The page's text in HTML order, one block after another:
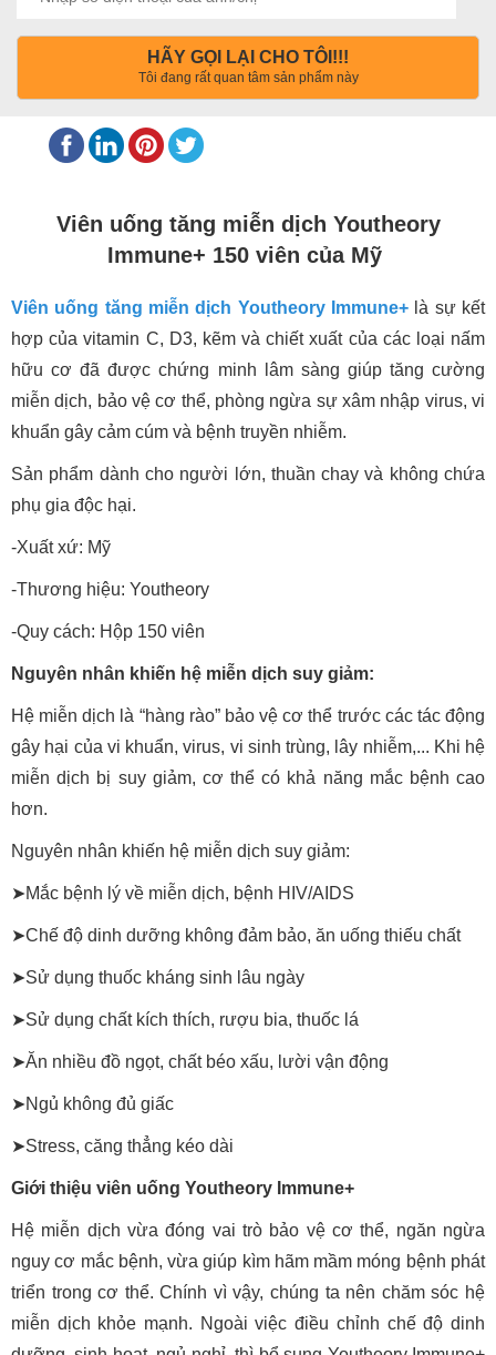
HÃY GỌI LẠI CHO TÔI!!!
Tôi đang rất quan tâm sản phẩm này
Viên uống tăng miễn dịch Youtheory
Immune+ 150 viên của Mỹ
Viên uống tăng miễn dịch Youtheory Immune+ là sự kết
hợp của vitamin C, D3, kẽm và chiết xuất của các loại nấm
hữu cơ đã được chứng minh lâm sàng giúp tăng cường
miễn dịch, bảo vệ cơ thể, phòng ngừa sự xâm nhập virus, vi
khuẩn gây cảm cúm và bệnh truyền nhiễm.
Sản phẩm dành cho người lớn, thuần chay và không chứa
phụ gia độc hại.
-Xuất xứ: Mỹ
-Thương hiệu: Youtheory
-Quy cách: Hộp 150 viên
Nguyên nhân khiến hệ miễn dịch suy giảm:
Hệ miễn dịch là “hàng rào” bảo vệ cơ thể trước các tác động
gây hại của vi khuẩn, virus, vi sinh trùng, lây nhiễm,... Khi hệ
miễn dịch bị suy giảm, cơ thể có khả năng mắc bệnh cao
hơn.
Nguyên nhân khiến hệ miễn dịch suy giảm:
➤Mắc bệnh lý về miễn dịch, bệnh HIV/AIDS
➤Chế độ dinh dưỡng không đảm bảo, ăn uống thiếu chất
➤Sử dụng thuốc kháng sinh lâu ngày
➤Sử dụng chất kích thích, rượu bia, thuốc lá
➤Ăn nhiều đồ ngọt, chất béo xấu, lười vận động
➤Ngủ không đủ giấc
➤Stress, căng thẳng kéo dài
Giới thiệu viên uống Youtheory Immune+
Hệ miễn dịch vừa đóng vai trò bảo vệ cơ thể, ngăn ngừa
nguy cơ mắc bệnh, vừa giúp kìm hãm mầm móng bệnh phát
triển trong cơ thể. Chính vì vậy, chúng ta nên chăm sóc hệ
miễn dịch khỏe mạnh. Ngoài việc điều chỉnh chế độ dinh